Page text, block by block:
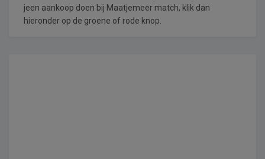
jeen aankoop doen bij Maatjemeer match, klik dan
hieronder op de groene of rode knop.